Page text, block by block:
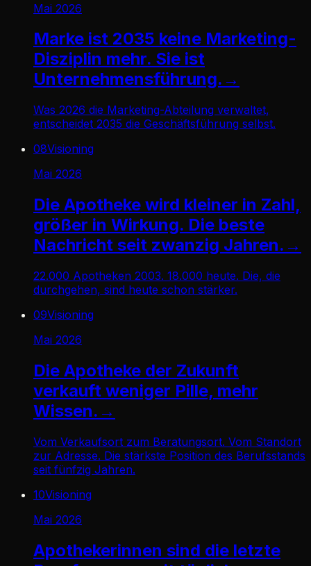
Mai 2026
Marke ist 2035 keine Marketing-
Disziplin mehr. Sie ist
Unternehmensführung. →
Was 2026 die Marketing-Abteilung verwaltet,
entscheidet 2035 die Geschäftsführung selbst.
08Visioning
Mai 2026
Die Apotheke wird kleiner in Zahl,
größer in Wirkung. Die beste
Nachricht seit zwanzig Jahren. →
22.000 Apotheken 2003. 18.000 heute. Die, die
durchgehen, sind heute schon stärker.
09Visioning
Mai 2026
Die Apotheke der Zukunft
verkauft weniger Pille, mehr
Wissen. →
Vom Verkaufsort zum Beratungsort. Vom Standort
zur Adresse. Die stärkste Position des Berufsstands
seit fünfzig Jahren.
10Visioning
Mai 2026
Apothekerinnen sind die letzte